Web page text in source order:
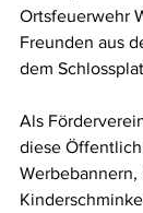
Ortsfeuerwehr
Freunden aus
dem
Als
diese
Werbebannern,